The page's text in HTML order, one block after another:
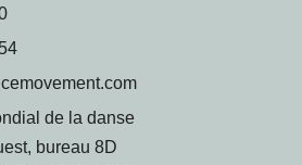
de la danse
bureau 8D